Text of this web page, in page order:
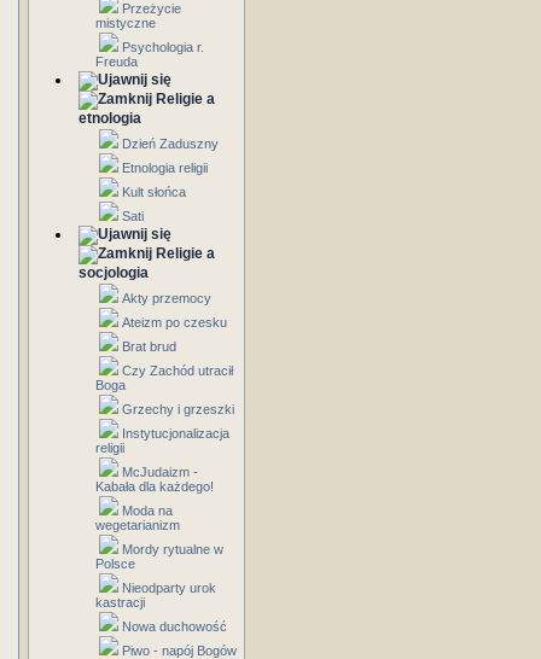
Przeżycie
mistyczne
Psychologia r.
Freuda
Religie a
etnologia
Dzień Zaduszny
Etnologia religii
Kult słońca
Sati
Religie a
socjologia
Akty przemocy
Ateizm po czesku
Brat brud
Czy Zachód utracił
Boga
Grzechy i grzeszki
Instytucjonalizacja
religii
McJudaizm -
Kabała dla każdego!
Moda na
wegetarianizm
Mordy rytualne w
Polsce
Nieodparty urok
kastracji
Nowa duchowość
Piwo - napój Bogów